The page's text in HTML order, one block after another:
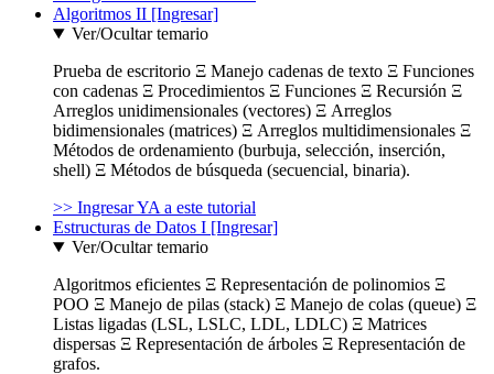
Algoritmos II [Ingresar]
Ver/Ocultar temario
Prueba de escritorio Ξ Manejo cadenas de texto Ξ Funciones
con cadenas Ξ Procedimientos Ξ Funciones Ξ Recursión Ξ
Arreglos unidimensionales (vectores) Ξ Arreglos
bidimensionales (matrices) Ξ Arreglos multidimensionales Ξ
Métodos de ordenamiento (burbuja, selección, inserción,
shell) Ξ Métodos de búsqueda (secuencial, binaria).
>> Ingresar YA a este tutorial
Estructuras de Datos I [Ingresar]
Ver/Ocultar temario
Algoritmos eficientes Ξ Representación de polinomios Ξ
POO Ξ Manejo de pilas (stack) Ξ Manejo de colas (queue) Ξ
Listas ligadas (LSL, LSLC, LDL, LDLC) Ξ Matrices
dispersas Ξ Representación de árboles Ξ Representación de
grafos.